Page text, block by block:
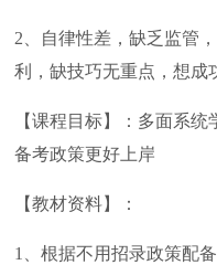
2、自律性差，缺乏监管
利，缺技巧无重点，想成
【课程目标】：多面系
备考政策更好上岸
【教材资料】：
1、根据不用招录政策配